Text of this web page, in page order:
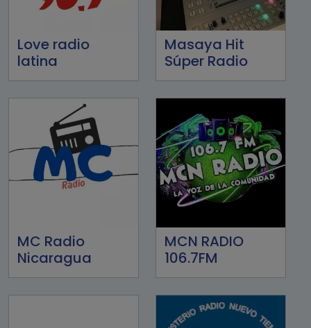
Love radio
latina
Masaya Hit
Súper Radio
MC Radio
Nicaragua
MCN RADIO
106.7FM